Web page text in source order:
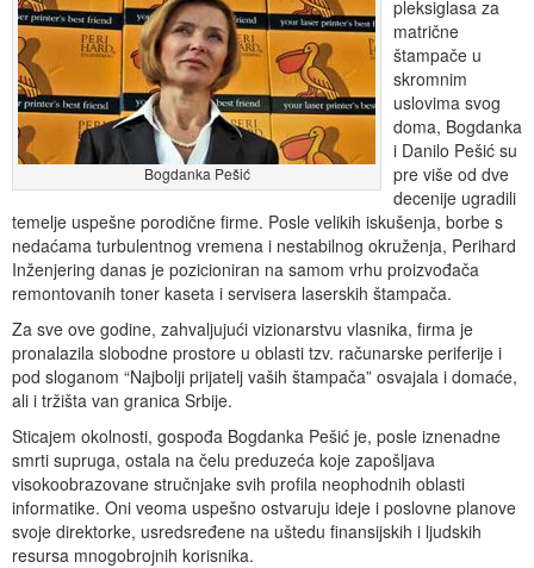
Bogdanka Pešić
pleksiglasa za
matrične
štampače u
skromnim
uslovima svog
doma, Bogdanka
i Danilo Pešić su
pre više od dve
decenije ugradili
temelje uspešne porodične firme. Posle velikih iskušenja, borbe s
nedaćama turbulentnog vremena i nestabilnog okruženja, Perihard
Inženjering danas je pozicioniran na samom vrhu proizvođača
remontovanih toner kaseta i servisera laserskih štampača.
Za sve ove godine, zahvaljujući vizionarstvu vlasnika, firma je
pronalazila slobodne prostore u oblasti tzv. računarske periferije i
pod sloganom “Najbolji prijatelj vaših štampača” osvajala i domaće,
ali i tržišta van granica Srbije.
Sticajem okolnosti, gospođa Bogdanka Pešić je, posle iznenadne
smrti supruga, ostala na čelu preduzeća koje zapošljava
visokoobrazovane stručnjake svih profila neophodnih oblasti
informatike. Oni veoma uspešno ostvaruju ideje i poslovne planove
svoje direktorke, usredsređene na uštedu finansijskih i ljudskih
resursa mnogobrojnih korisnika.